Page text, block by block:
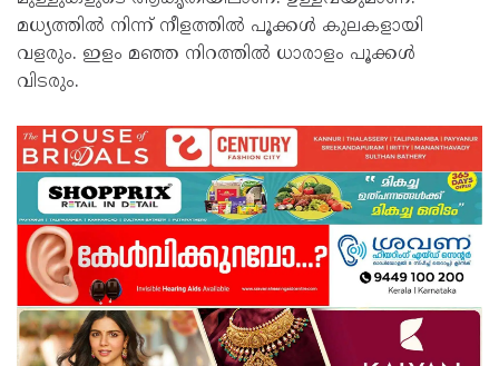
മധ്യത്തിൽ നിന്ന് നീളത്തിൽ പൂക്കൾ കുലകളായി
വളരും. ഇളം മഞ്ഞ നിറത്തിൽ ധാരാളം പൂക്കൾ
വിടരും.